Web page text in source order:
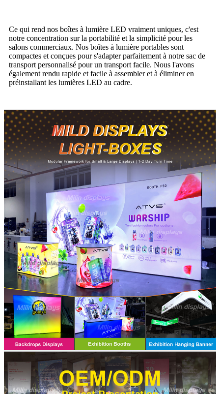
Ce qui rend nos boîtes à lumière LED vraiment uniques, c'est
notre concentration sur la portabilité et la simplicité pour les
salons commerciaux. Nos boîtes à lumière portables sont
compactes et conçues pour s'adapter parfaitement à notre sac de
transport personnalisé pour un transport facile. Nous l'avons
également rendu rapide et facile à assembler et à éliminer en
préinstallant les lumières LED au cadre.